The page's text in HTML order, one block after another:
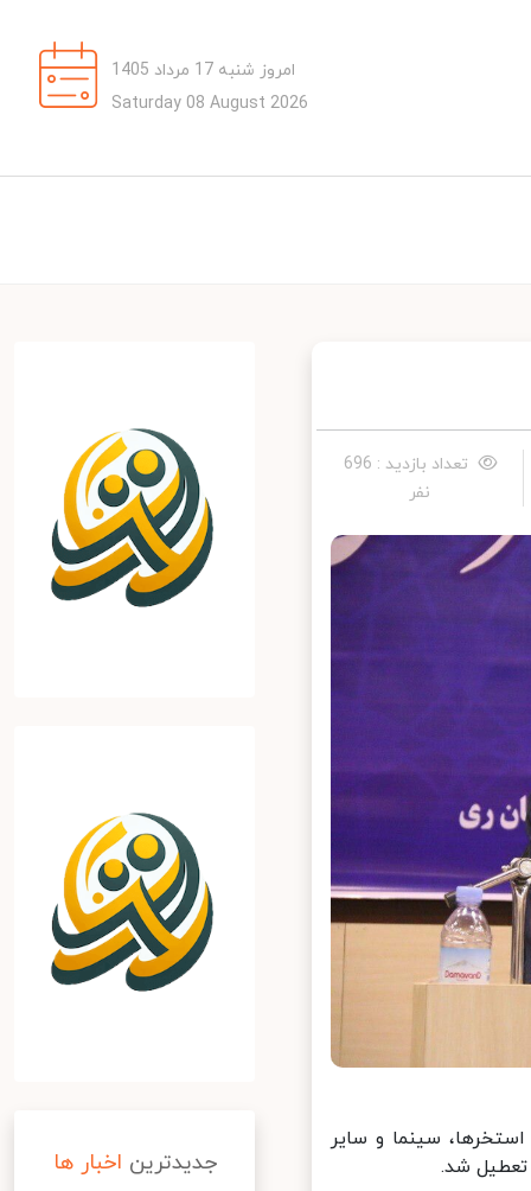
امروز شنبه 17 مرداد 1405
Saturday 08 August 2026
تعداد بازدید : 696
نفر
سینما و سایر
شد.
جدیدترین اخبار ها